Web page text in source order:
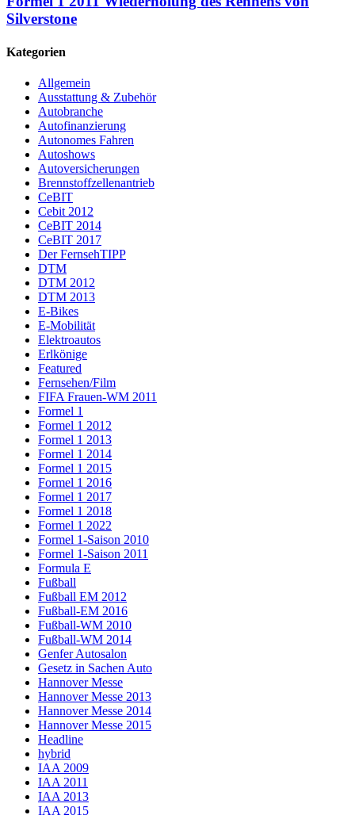
Silverstone
Kategorien
Allgemein
Ausstattung & Zubehör
Autobranche
Autofinanzierung
Autonomes Fahren
Autoshows
Autoversicherungen
Brennstoffzellenantrieb
CeBIT
Cebit 2012
CeBIT 2014
CeBIT 2017
Der FernsehTIPP
DTM
DTM 2012
DTM 2013
E-Bikes
E-Mobilität
Elektroautos
Erlkönige
Featured
Fernsehen/Film
FIFA Frauen-WM 2011
Formel 1
Formel 1 2012
Formel 1 2013
Formel 1 2014
Formel 1 2015
Formel 1 2016
Formel 1 2017
Formel 1 2018
Formel 1 2022
Formel 1-Saison 2010
Formel 1-Saison 2011
Formula E
Fußball
Fußball EM 2012
Fußball-EM 2016
Fußball-WM 2010
Fußball-WM 2014
Genfer Autosalon
Gesetz in Sachen Auto
Hannover Messe
Hannover Messe 2013
Hannover Messe 2014
Hannover Messe 2015
Headline
hybrid
IAA 2009
IAA 2011
IAA 2013
IAA 2015